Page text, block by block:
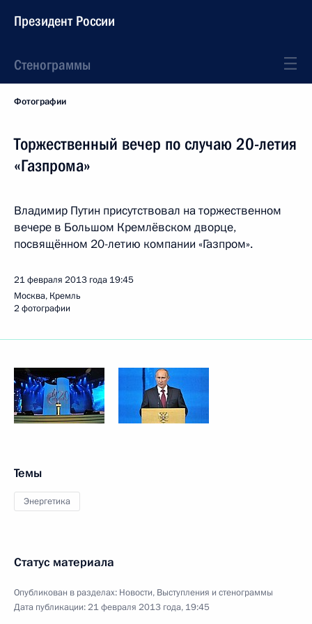
Президент России
Стенограммы
Фотографии
Торжественный вечер по случаю 20-летия
«Газпрома»
Владимир Путин присутствовал на торжественном
вечере в Большом Кремлёвском дворце,
посвящённом 20-летию компании «Газпром».
21 февраля 2013 года 19:45
Москва, Кремль
2 фотографии
Темы
Энергетика
Статус материала
Опубликован в разделах: Новости, Выступления и стенограммы
Дата публикации:21 февраля 2013 года, 19:45